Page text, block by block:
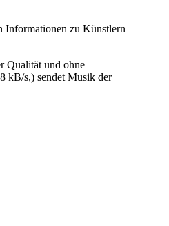
Informationen zu Künstlern
Qualität und ohne
kB/s,) sendet Musik der